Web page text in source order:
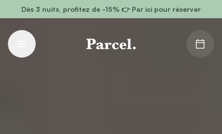
Aller au contenu principal
Dès 3 nuits, profitez de -15% 👉 Par ici pour réserver